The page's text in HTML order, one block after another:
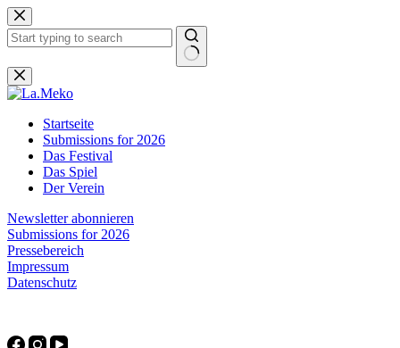
Zum
Inhalt
springen
Keine
Ergebnisse
Startseite
Submissions for 2026
Das Festival
Das Spiel
Der Verein
Newsletter abonnieren
Submissions for 2026
Pressebereich
Impressum
Datenschutz